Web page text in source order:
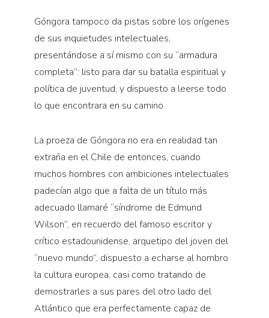
Góngora tampoco da pistas sobre los orígenes
de sus inquietudes intelectuales,
presentándose a sí mismo con su “armadura
completa”: listo para dar su batalla espiritual y
política de juventud, y dispuesto a leerse todo
lo que encontrara en su camino.
La proeza de Góngora no era en realidad tan
extraña en el Chile de entonces, cuando
muchos hombres con ambiciones intelectuales
padecían algo que a falta de un título más
adecuado llamaré “síndrome de Edmund
Wilson”, en recuerdo del famoso escritor y
crítico estadounidense, arquetipo del joven del
“nuevo mundo”, dispuesto a echarse al hombro
la cultura europea, casi como tratando de
demostrarles a sus pares del otro lado del
Atlántico que era perfectamente capaz de